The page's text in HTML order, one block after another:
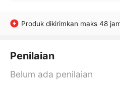
Produk dikirimkan maks 48
Penilaian
Belum ada penilaian